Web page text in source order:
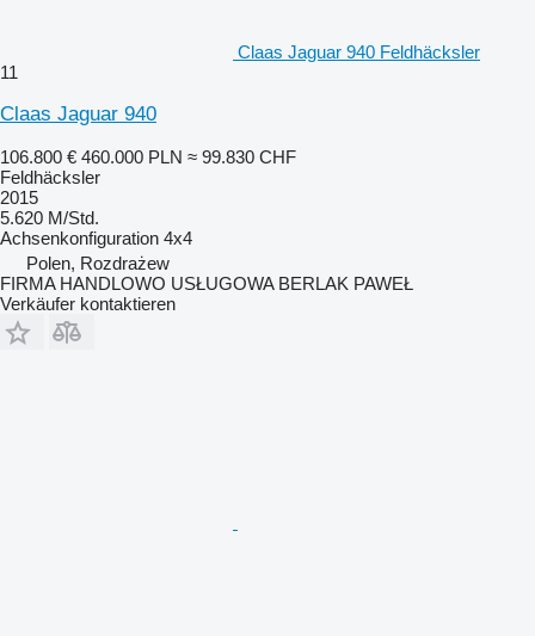
Claas Jaguar 940 Feldhäcksler
11
Claas Jaguar 940
106.800 € 460.000 PLN ≈ 99.830 CHF
Feldhäcksler
2015
5.620 M/Std.
Achsenkonfiguration 4x4
Polen, Rozdrażew
FIRMA HANDLOWO USŁUGOWA BERLAK PAWEŁ
Verkäufer kontaktieren